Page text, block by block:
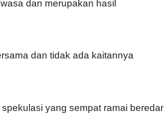
dan merupakan hasil
dan tidak ada kaitannya
yang sempat ramai beredar